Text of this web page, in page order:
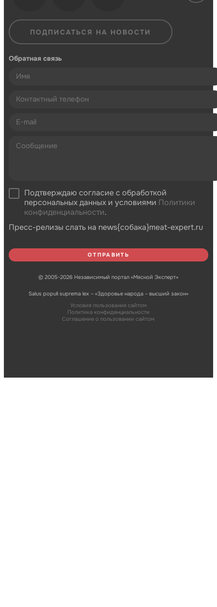
ПОДПИСАТЬСЯ НА НОВОСТИ
Обратная связь
Подтверждаю согласие с обработкой
персональных данных и условиями Политики
конфиденциальности.
Пресс-релизы слать на news{собака}meat-expert.ru
© 2005-2026 Независимый портал «Мясной Эксперт»
Salus populi suprema lex – «Здоровье народа – высший закон»
Условия пользования сайтом
Политика конфиденциальности
Соглашение о пользовании сайтом